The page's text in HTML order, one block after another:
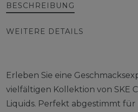
BESCHREIBUNG
WEITERE DETAILS
Erleben Sie eine
vielfältigen Kollektion von SKE
Liquids. Perfekt abgestimmt für